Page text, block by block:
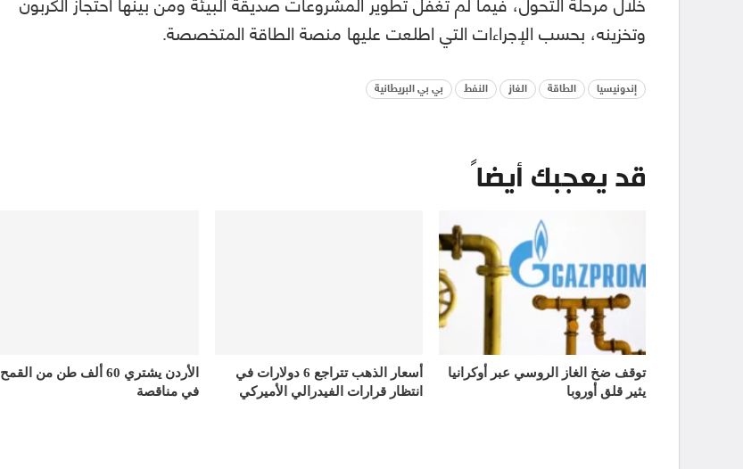
وتخزينه، بحسب الإجراءات التي اطلعت عليها منصة الطاقة المتخصصة.
إندونيسيا الطاقة الغاز النفط بي بي البريطانية
قد يعجبك أيضاً
توقف ضخ الغاز الروسي عبر أوكرانيا
يثير قلق أوروبا
أسعار الذهب تتراجع 6 دولارات في
انتظار قرارات الفيدرالي الأميركي
الأردن يشتري 60 ألف طن من القمح
في مناقصة